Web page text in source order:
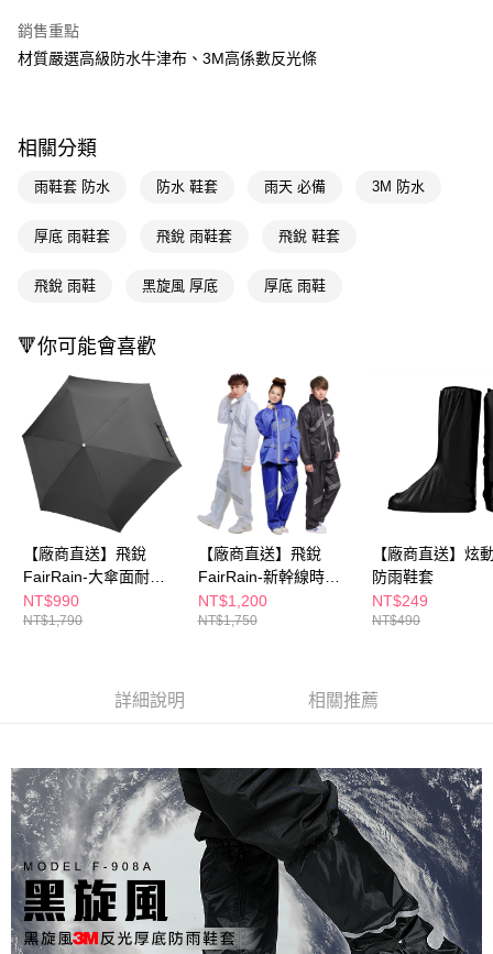
街口支付
悠遊付
AFTEE先享後付
【關於「AFTEE先享後付」】
便利好安心！
２．便利：只要手機號碼，簡訊認證，即可結帳。
３．安心：先確認商品／服務後，再付款。
【「AFTEE先享後付」結帳流程】
１．於結帳方式選擇「AFTEE先享後付」後，將跳轉至「AFTEE先享後付」
結帳頁面，進行簡訊認證並確認金額後，即可完成結帳。
２．訂單成立數日內，您將收到繳費通知簡訊。
３．收到繳費通知簡訊後14天內，點擊此簡訊中的連結，可透過四大超商／
ATM／網路銀行／等多元方式進行付款，方視為交易完成。
※ 請注意：結帳手續完成當下不需立刻繳費，但若您需要取消訂單，請聯絡
購買商品的店家。未經商家同意取消之訂單仍視為有效，需透過AFTEE先享
後付繳納相關費用。
※ 交易是否成功請以「AFTEE先享後付 」之結帳頁面顯示為準，若有關於
是否繳費成功／繳費後需取消欲退款等相關疑問，請聯繫「AFTEE先享後付
客戶支援中心」https://netprotections.freshdesk.com/support/home
【注意事項】
１．透過由恩沛科技股份有限公司提供之「AFTEE先享後付」服務完成之交
易，需依本服務之必要範圍內提供個人資料，並將交易相關給付款項請求債
https://aftee.tw/terms/#terms3
３．未成年的使用者請事先徵得法定代理人或監護人之同意方可使用
４．使用「AFTEE先享後付」時，將依據個別帳號之用戶狀況，依本公司即
時審查核予不同之上限額度；若仍有額度不足之情形，本公司將視審查結果
請求用戶進行身份認證。
５．嚴禁一人註冊多個帳號或使用他人資訊註冊。若發現惡意使用之情形，
恩沛科技股份有限公司將有權停止該用戶之使用額度並採取法律行動。
每筆NT$100，滿NT$590(含以上)免運費
每筆NT$300
銷售重點
材質嚴選高級防水牛津布、3M高係數反光條
相關分類
雨鞋套 防水 防水 鞋套 雨天 必備 3M 防水
厚底 雨鞋套 飛銳 雨鞋套 飛銳 鞋套
飛銳 雨鞋 黑旋風 厚底 厚底 雨鞋
🔻你可能會喜歡
【廠商直送】飛銳
FairRain-大傘面耐風
傘-熊漂丿
NT$990
NT$1,790
【廠商直送】飛銳
FairRain-新幹線時尚
風雨衣第二代
NT$1,200
NT$1,750
【廠商直送】炫
防雨鞋套
NT$249
NT$490
詳細說明 相關推薦